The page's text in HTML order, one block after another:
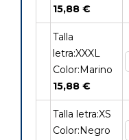
15,88 €
Talla
letra:XXXL
Color:Marino
15,88 €
Talla letra:XS
Color:Negro